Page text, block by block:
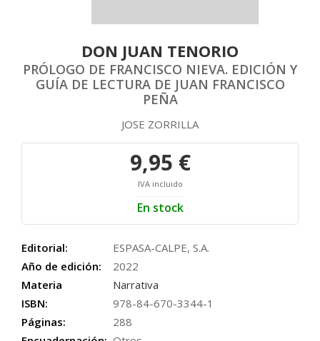
DON JUAN TENORIO
PRÓLOGO DE FRANCISCO NIEVA. EDICIÓN Y
GUÍA DE LECTURA DE JUAN FRANCISCO
PEÑA
JOSE ZORRILLA
9,95 €
IVA incluido
En stock
Editorial:
ESPASA-CALPE, S.A.
Año de edición:
2022
Materia
Narrativa
ISBN:
978-84-670-3344-1
Páginas:
288